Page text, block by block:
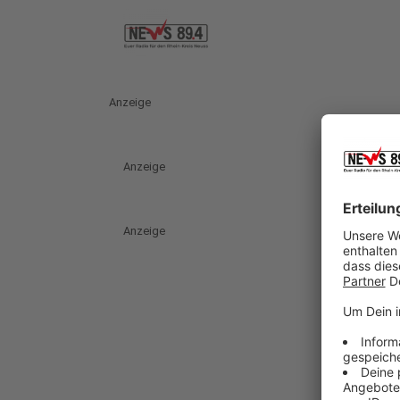
Anzeige
Anzeige
Anzeige